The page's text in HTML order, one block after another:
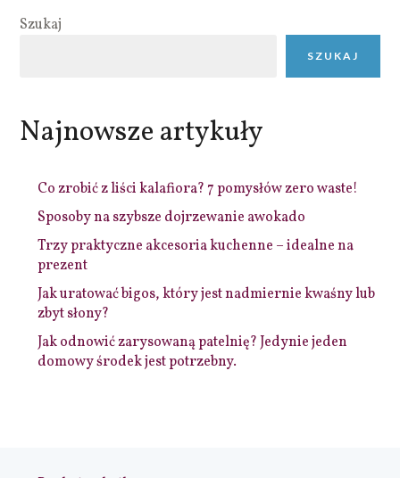
Szukaj
SZUKAJ
Najnowsze artykuły
Co zrobić z liści kalafiora? 7 pomysłów zero waste!
Sposoby na szybsze dojrzewanie awokado
Trzy praktyczne akcesoria kuchenne – idealne na
prezent
Jak uratować bigos, który jest nadmiernie kwaśny lub
zbyt słony?
Jak odnowić zarysowaną patelnię? Jedynie jeden
domowy środek jest potrzebny.